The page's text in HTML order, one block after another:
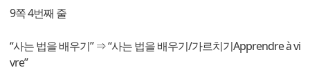
9쪽 4번째 줄
“사는 법을 배우기” ⇒ “사는 법을 배우기/가르치기Apprendre à vi
vre”